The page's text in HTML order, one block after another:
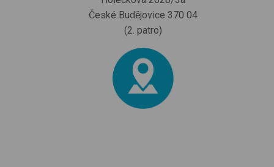
České Budějovice 370 04
(2. patro)